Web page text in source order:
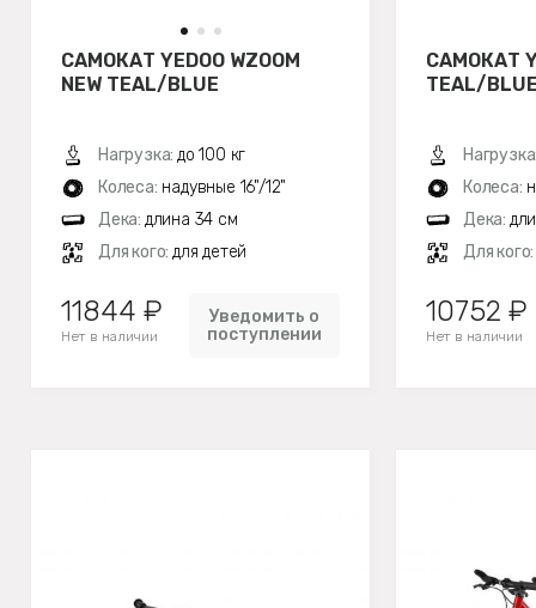
САМОКАТ YEDOO WZOOM
NEW TEAL/BLUE
Нагрузка: до 100 кг
Колеса: надувные 16"/12"
Дека: длина 34 см
Для кого: для детей
11844 ₽
Нет в наличии
Уведомить о
поступлении
САМОКАТ
TEAL/
Колеса:
Дека:
Для кого:
10752 ₽
Нет в наличии